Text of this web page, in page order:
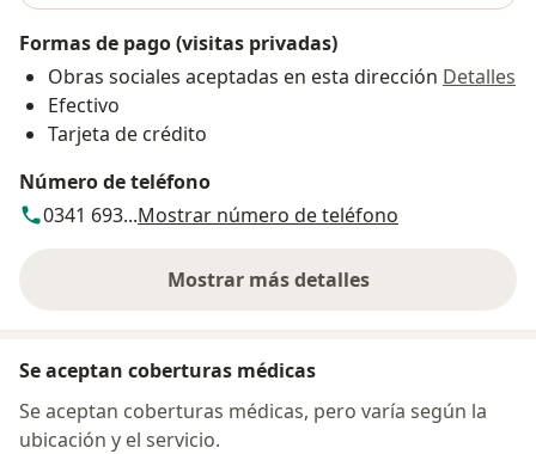
Formas de pago (visitas privadas)
Obras sociales aceptadas en esta dirección Detalles
Efectivo
Tarjeta de crédito
Número de teléfono
0341 693...Mostrar número de teléfono
Mostrar más detalles
sobre la dirección
Se aceptan coberturas médicas
Se aceptan coberturas médicas, pero varía según la
ubicación y el servicio.